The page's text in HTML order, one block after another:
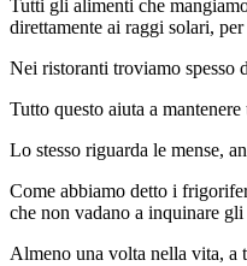
Tutti gli alimenti che
direttamente ai raggi solari,
Nei ristoranti troviamo spesso
Tutto questo aiuta a
Lo stesso riguarda le mense,
Come abbiamo detto i
che non vadano a inquinare
Almeno una volta nella vita, a